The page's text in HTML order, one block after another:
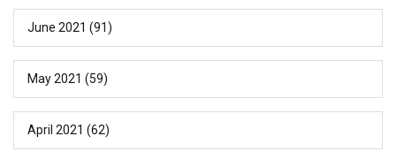
June 2021 (91)
May 2021 (59)
April 2021 (62)